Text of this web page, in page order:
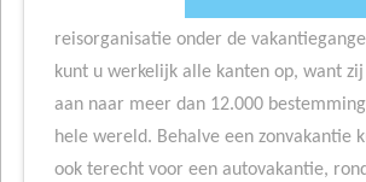
reisorganisatie onder de
kunt u werkelijk alle kanten op, want
aan naar meer dan 12.000
hele wereld. Behalve een zonvakantie
ook terecht voor een autovakantie,